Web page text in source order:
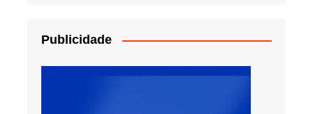
Publicidade